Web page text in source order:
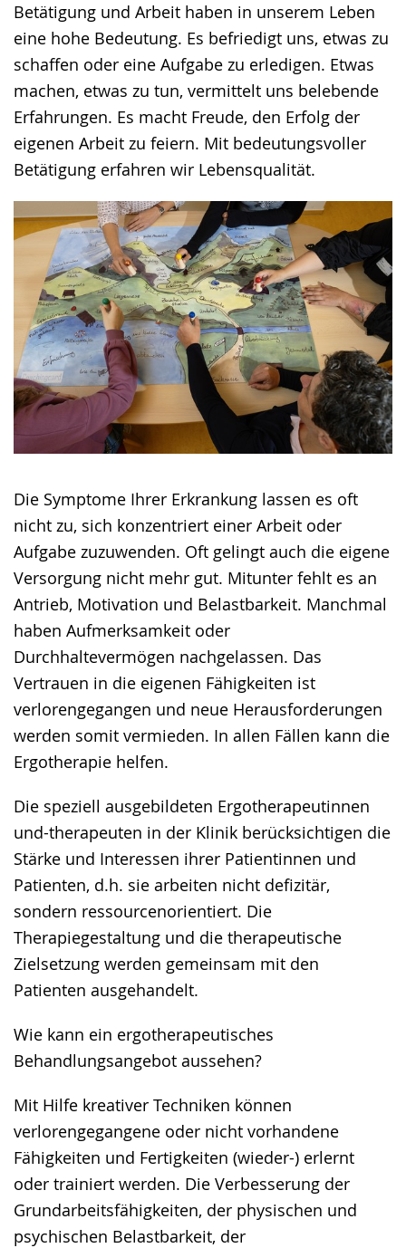
Betätigung und Arbeit haben in unserem Leben
eine hohe Bedeutung. Es befriedigt uns, etwas zu
schaffen oder eine Aufgabe zu erledigen. Etwas
machen, etwas zu tun, vermittelt uns belebende
Erfahrungen. Es macht Freude, den Erfolg der
eigenen Arbeit zu feiern. Mit bedeutungsvoller
Betätigung erfahren wir Lebensqualität.
Die Symptome Ihrer Erkrankung lassen es oft
nicht zu, sich konzentriert einer Arbeit oder
Aufgabe zuzuwenden. Oft gelingt auch die eigene
Versorgung nicht mehr gut. Mitunter fehlt es an
Antrieb, Motivation und Belastbarkeit. Manchmal
haben Aufmerksamkeit oder
Durchhaltevermögen nachgelassen. Das
Vertrauen in die eigenen Fähigkeiten ist
verlorengegangen und neue Herausforderungen
werden somit vermieden. In allen Fällen kann die
Ergotherapie helfen.
Die speziell ausgebildeten Ergotherapeutinnen
und-therapeuten in der Klinik berücksichtigen die
Stärke und Interessen ihrer Patientinnen und
Patienten, d.h. sie arbeiten nicht defizitär,
sondern ressourcenorientiert. Die
Therapiegestaltung und die therapeutische
Zielsetzung werden gemeinsam mit den
Patienten ausgehandelt.
Wie kann ein ergotherapeutisches
Behandlungsangebot aussehen?
Mit Hilfe kreativer Techniken können
verlorengegangene oder nicht vorhandene
Fähigkeiten und Fertigkeiten (wieder-) erlernt
oder trainiert werden. Die Verbesserung der
Grundarbeitsfähigkeiten, der physischen und
psychischen Belastbarkeit, der
wechseln.
Deutscher
Gebärdensprache
wird
angezeigt.